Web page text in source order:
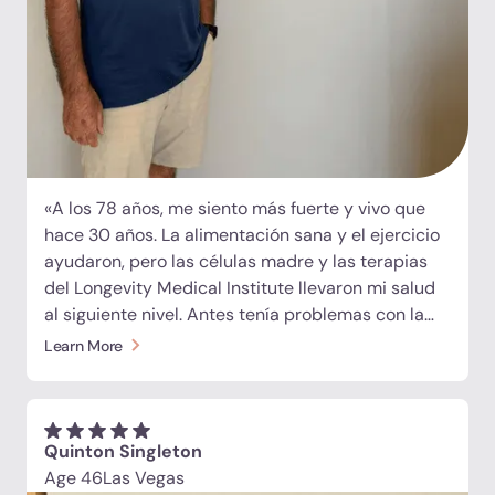
«A los 78 años, me siento más fuerte y vivo que
hace 30 años. La alimentación sana y el ejercicio
ayudaron, pero las células madre y las terapias
del Longevity Medical Institute llevaron mi salud
al siguiente nivel. Antes tenía problemas con la
diverticulitis; ahora apenas la recuerdo. Mi
este es el futuro de la medicina, y ya está aquí.
Honestamente, ¡siento que podría vivir hasta los
140!»
Learn More
Quinton Singleton
Age 46Las Vegas